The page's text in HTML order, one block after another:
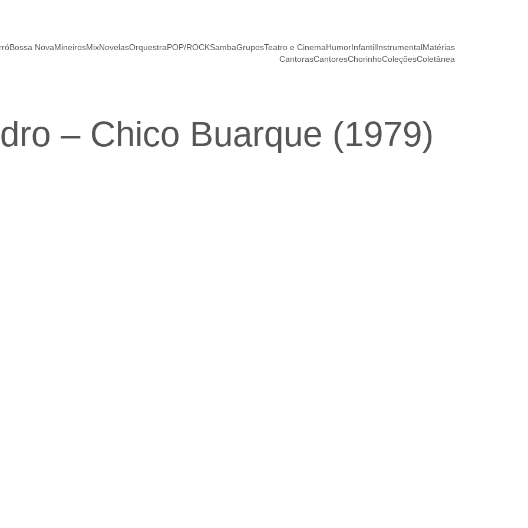
Bossa NovaMineirosMixNovelasOrquestraPOP/ROCKSambaGruposTeatro e CinemaHumorInfantilInstrumentalMatérias
CantorasCantoresChorinhoColeçõesColetânea
– Chico Buarque (1979)